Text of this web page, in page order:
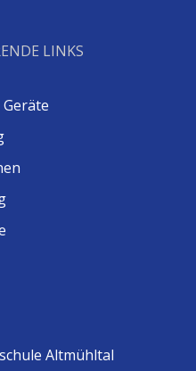
LINKS
Altmühltal